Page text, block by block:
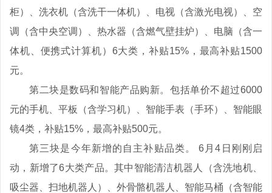
柜）、洗衣机（含洗干一体机）、电视（含激光电视）、空
调（含中央空调）、热水器（含燃气壁挂炉）、电脑（含一
体机、便携式计算机）6大类，补贴15%，最高补贴1500
元。
第二块是数码和智能产品购新。包括单价不超过6000
元的手机、平板（含学习机）、智能手表（手环）、智能眼
镜4类，补贴15%，最高补贴500元。
第三块是今年新增的自主补贴品类。 6月4日刚刚启
动，新增了6大类产品。其中智能清洁机器人（含洗地机、
吸尘器、扫地机器人）、外骨骼机器人、智能马桶（含智能